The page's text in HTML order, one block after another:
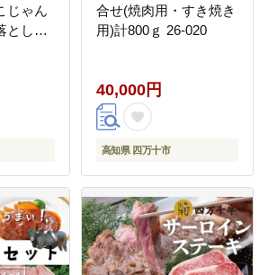
じゃん
とし
合せ(焼肉用・すき焼き
用)計800ｇ 26-020
40,000円
高知県 四万十市